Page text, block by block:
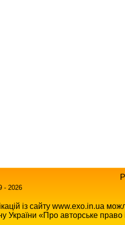
- 2026
із сайту www.exo.in.ua
України «Про авторське право